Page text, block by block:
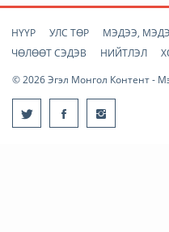
НҮҮР УЛС ТӨР МЭДЭЭ,
ЧӨЛӨӨТ СЭДЭВ
НИЙТЛЭЛ
© 2026 Эгэл Монгол Контент -